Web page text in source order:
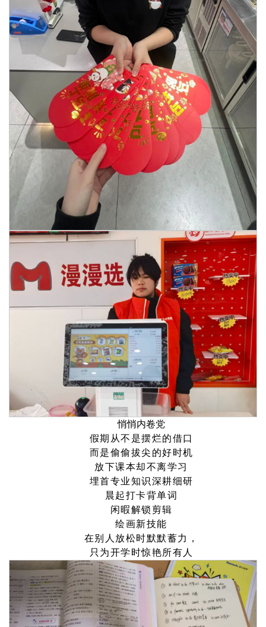
悄悄内卷党
假期从不是摆烂的借口
而是偷偷拔尖的好时机
放下课本却不离学习
埋首专业知识深耕细研
晨起打卡背单词
闲暇解锁剪辑
绘画新技能
在别人放松时默默蓄力，
只为开学时惊艳所有人